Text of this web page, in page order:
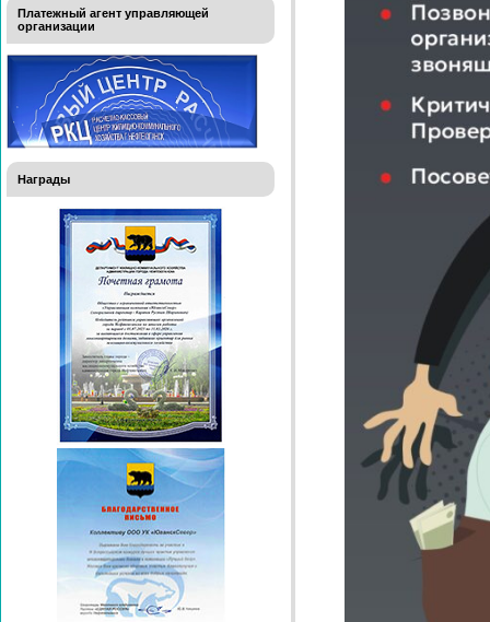
Платежный агент управляющей
организации
Награды